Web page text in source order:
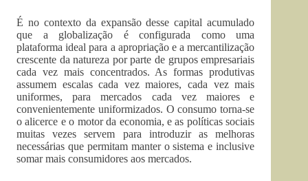
É no contexto da expansão desse capital acumulado
que a globalização é configurada como uma
plataforma ideal para a apropriação e a mercantilização
crescente da natureza por parte de grupos empresariais
cada vez mais concentrados. As formas produtivas
assumem escalas cada vez maiores, cada vez mais
uniformes, para mercados cada vez maiores e
convenientemente uniformizados. O consumo torna-se
o alicerce e o motor da economia, e as políticas sociais
muitas vezes servem para introduzir as melhoras
necessárias que permitam manter o sistema e inclusive
somar mais consumidores aos mercados.